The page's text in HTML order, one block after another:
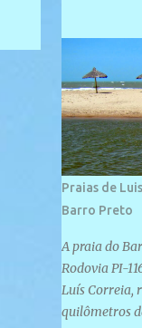
localizada
Cajueiro da
Praias de
Barro Preto
A praia do
Rodovia PI-
Luís Correia,
quilômetros